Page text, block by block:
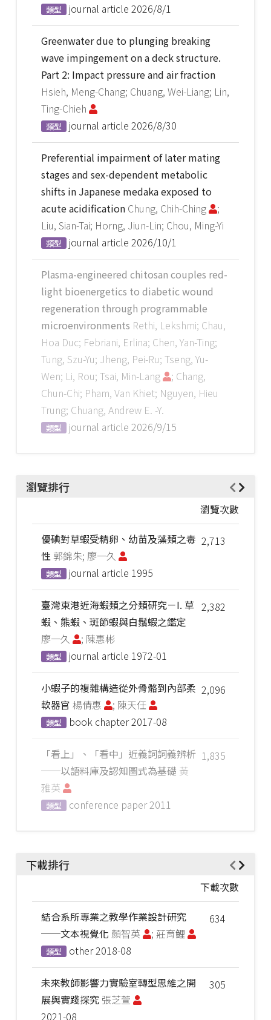
類型 journal article 2026/8/1
Greenwater due to plunging breaking
wave impingement on a deck structure.
Part 2: Impact pressure and air fraction
Hsieh, Meng-Chang; Chuang, Wei-Liang; Lin,
Ting-Chieh
類型 journal article 2026/8/30
Preferential impairment of later mating
stages and sex-dependent metabolic
shifts in Japanese medaka exposed to
acute acidification Chung, Chih-Ching
;
Liu, Sian-Tai; Horng, Jiun-Lin; Chou, Ming-Yi
類型 journal article 2026/10/1
Plasma-engineered chitosan couples red-
light bioenergetics to diabetic wound
regeneration through programmable
microenvironments Rethi, Lekshmi; Chau,
Hoa Duc; Febriani, Erlina; Chen, Yan-Ting;
Tung, Szu-Yu; Jheng, Pei-Ru; Tseng, Yu-
Wen; Li, Rou; Tsai, Min-Lang
; Chang,
Chun-Chi; Pham, Van Khiet; Nguyen, Hieu
Trung; Chuang, Andrew E. -Y.
類型 journal article 2026/9/15
瀏覽排行
瀏覽次數
2,713
優碘對草蝦受精卵、幼苗及藻類之毒
性 郭錦朱; 廖一久
類型 journal article 1995
2,382
臺灣東港近海蝦類之分類研究－I. 草
蝦、熊蝦、斑節蝦與白鬚蝦之鑑定
廖一久
; 陳惠彬
類型 journal article 1972-01
2,096
小蝦子的複雜構造從外骨骼到內部柔
軟器官 楊倩惠 ; 陳天任
類型 book chapter2017-08
1,835
「看上」、「看中」近義詞詞義辨析
──以語料庫及認知圖式為基礎 黃
雅英
類型 conference paper2011
下載排行
下載次數
634
結合系所專業之教學作業設計研究
──文本視覺化 顏智英 ; 莊育鲤
類型 other2018-08
305
未來教師影響力實驗室轉型思維之開
展與實踐探究 張芝萱
2021-08